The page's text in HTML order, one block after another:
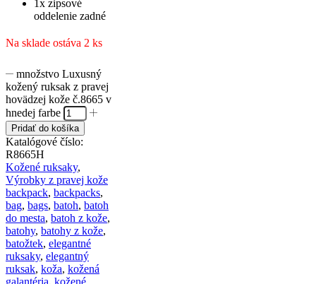
1x zipsové
oddelenie zadné
Na sklade ostáva 2 ks
množstvo Luxusný
kožený ruksak z pravej
hovädzej kože č.8665 v
hnedej farbe
Pridať do košíka
Katalógové číslo:
R8665H
Kožené ruksaky,
Výrobky z pravej kože
backpack, backpacks,
bag, bags, batoh, batoh
do mesta, batoh z kože,
batohy, batohy z kože,
batožtek, elegantné
ruksaky, elegantný
ruksak, koža, kožená
galantéria, kožené